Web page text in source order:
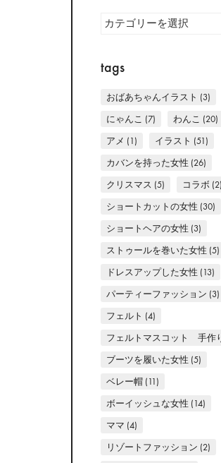
tags
おばあちゃんイラスト (3)
にゃんこ (7) わんこ (20)
アメ (1) イラスト (51)
カバンを持った女性 (26)
クリスマス (5) コラボ (2)
ショートカットの女性 (30)
ショートヘアの女性 (3)
ストゥールを巻いた女性 (5)
ドレスアップした女性 (13)
パーティーファッション (3)
フェルト (4)
フェルトマスコット 手作
ブーツを履いた女性 (5)
ベレー帽(11)
ボーイッシュな女性 (14)
ママ (4)
リゾートファッション (2)